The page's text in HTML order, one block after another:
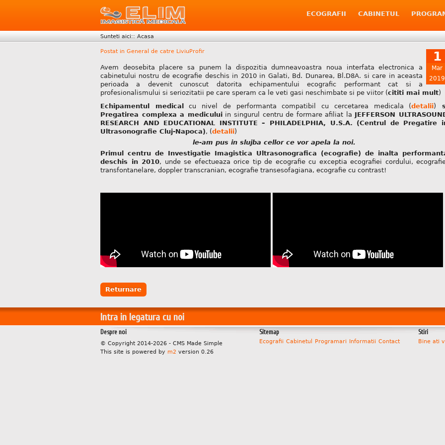
ECOGRAFII CABINETUL
Sunteti aici:: Acasa
Postat in General de catre LiviuProfir 1
Mar
2019
Avem deosebita placere sa punem la dispozitia dumneavoastra noua interfata electronica a
cabinetului nostru de ecografie deschis in 2010 in Galati, Bd. Dunarea, Bl.D8A. si care in aceasta
perioada a devenit cunoscut datorita echipamentului ecografic performant cat si a
profesionalismului si seriozitatii pe care speram ca le veti gasi neschimbate si pe viitor (cititi mai mult)
Echipamentul medical
cu nivel de performanta compatibil cu cercetarea medicala (detalii)
Pregatirea complexa a mediculuiin singurul centru de formare afiliat la JEFFERSON
RESEARCH AND EDUCATIONAL INSTITUTE – PHILADELPHIA, U.S.A. (Centrul de Pregatire
Ultrasonografie Cluj-Napoca), (detalii)
le-am pus in slujba cellor ce vor apela la noi.
Primul centru de Investigatie Imagistica Ultrasonografica (ecografie) de inalta
deschis in 2010, unde se efectueaza orice tip de ecografie cu exceptia ecografiei cordului,
transfontanelare, doppler transcranian, ecografie transesofagiana, ecografie cu contrast!
Returnare
Intra in legatura cu noi
Despre noi
© Copyright 2014-2026 - CMS Made Simple
This site is powered by m2 version 0.26
Sitemap
Ecografii Cabinetul Programari Informatii Contact
Stiri
Bine ati